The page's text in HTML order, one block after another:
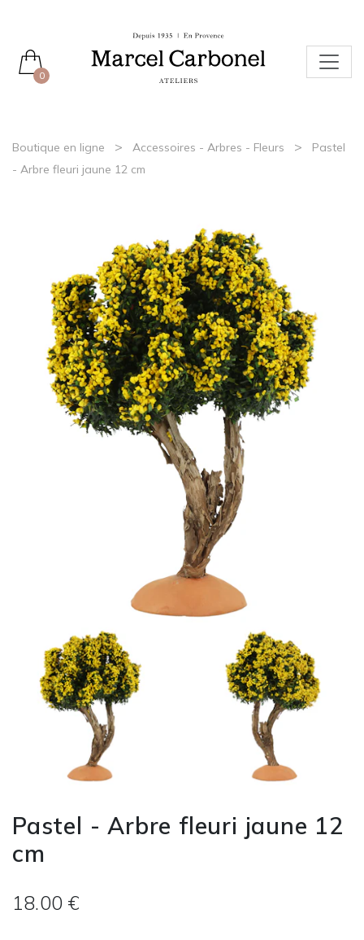
0
Boutique en ligne > Accessoires - Arbres - Fleurs >
Pastel
- Arbre fleuri jaune 12 cm
Pastel - Arbre fleuri jaune 12
cm
18.00 €